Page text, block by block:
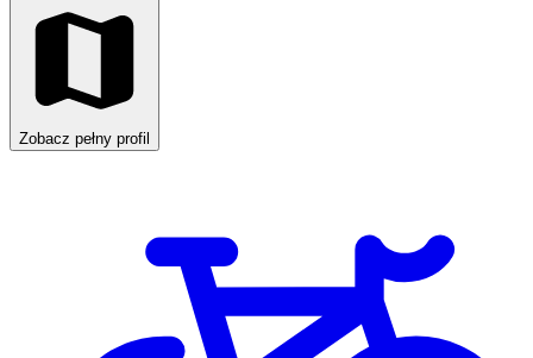
Zobacz pełny profil